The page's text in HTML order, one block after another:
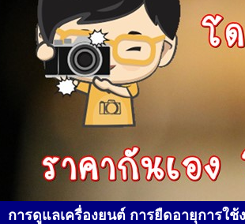
การดูแลเครื่องยนต์ การยืดอายุการใ